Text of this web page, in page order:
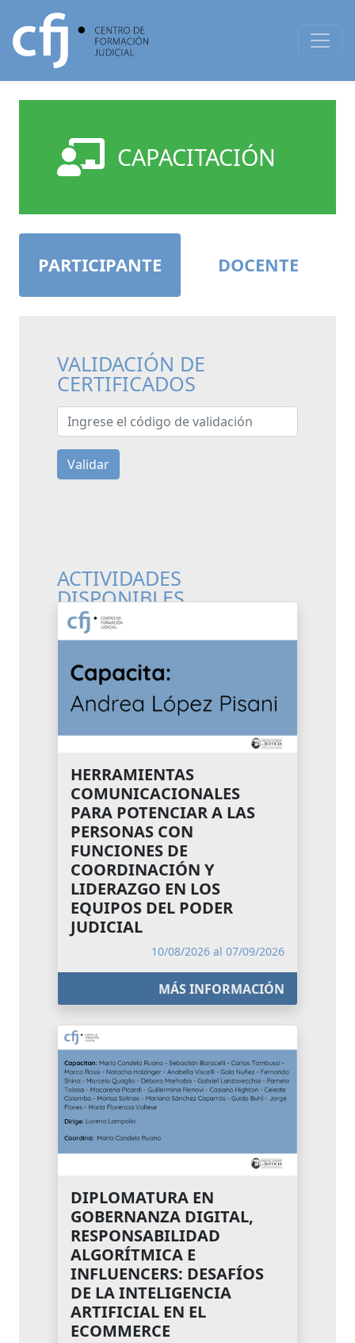
CAPACITACIÓN
PARTICIPANTE DOCENTE
VALIDACIÓN DE
CERTIFICADOS
Ingrese el código de validación
Validar
ACTIVIDADES
DISPONIBLES
HERRAMIENTAS
COMUNICACIONALES
PARA POTENCIAR A LAS
PERSONAS CON
FUNCIONES DE
COORDINACIÓN Y
LIDERAZGO EN LOS
EQUIPOS DEL PODER
JUDICIAL
10/08/2026 al 07/09/2026
MÁS INFORMACIÓN
DIPLOMATURA EN
GOBERNANZA DIGITAL,
RESPONSABILIDAD
ALGORÍTMICA E
INFLUENCERS: DESAFÍOS
DE LA INTELIGENCIA
ARTIFICIAL EN EL
ECOMMERCE